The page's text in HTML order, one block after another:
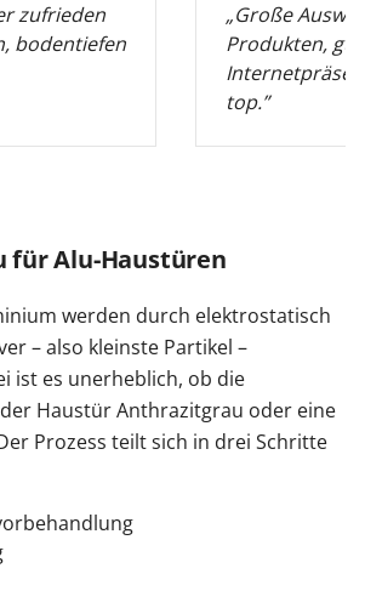
zufrieden
bodentiefen
„Große
Produkten,
top.”
für Alu-Haustüren
werden durch elektrostatisch
– also kleinste Partikel –
ist es unerheblich, ob die
Haustür Anthrazitgrau oder eine
Prozess teilt sich in drei Schritte